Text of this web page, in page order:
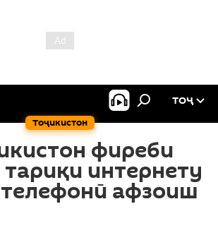
Тоҷикистон
ТОҶ
фиреби
интернету
телефонӣ афзоиш